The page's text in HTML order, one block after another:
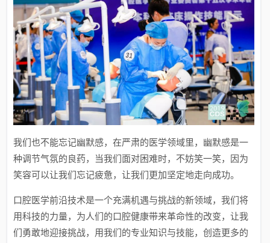
我们也不能忘记幽默感，在严肃的医学领域里，幽默感是一
种调节气氛的良药，当我们面对困难时，不妨笑一笑，因为
笑容可以让我们忘记疲惫，让我们更加坚定地走向成功。
口腔医学前沿技术是一个充满机遇与挑战的新领域，我们将
用科技的力量，为人们的口腔健康带来革命性的改变，让我
们勇敢地迎接挑战，用我们的专业知识与技能，创造更多的